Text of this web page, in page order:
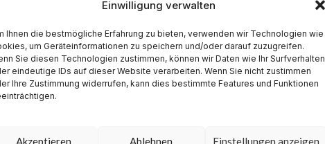
Einwilligung verwalten
Ihnen die bestmögliche Erfahrung zu bieten, verwenden wir Technologien wie
um Geräteinformationen zu speichern und/oder darauf zuzugreifen.
Sie diesen Technologien zustimmen, können wir Daten wie Ihr Surfverhalten
eindeutige IDs auf dieser Website verarbeiten. Wenn Sie nicht zustimmen
Ihre Zustimmung widerrufen, kann dies bestimmte Features und Funktionen